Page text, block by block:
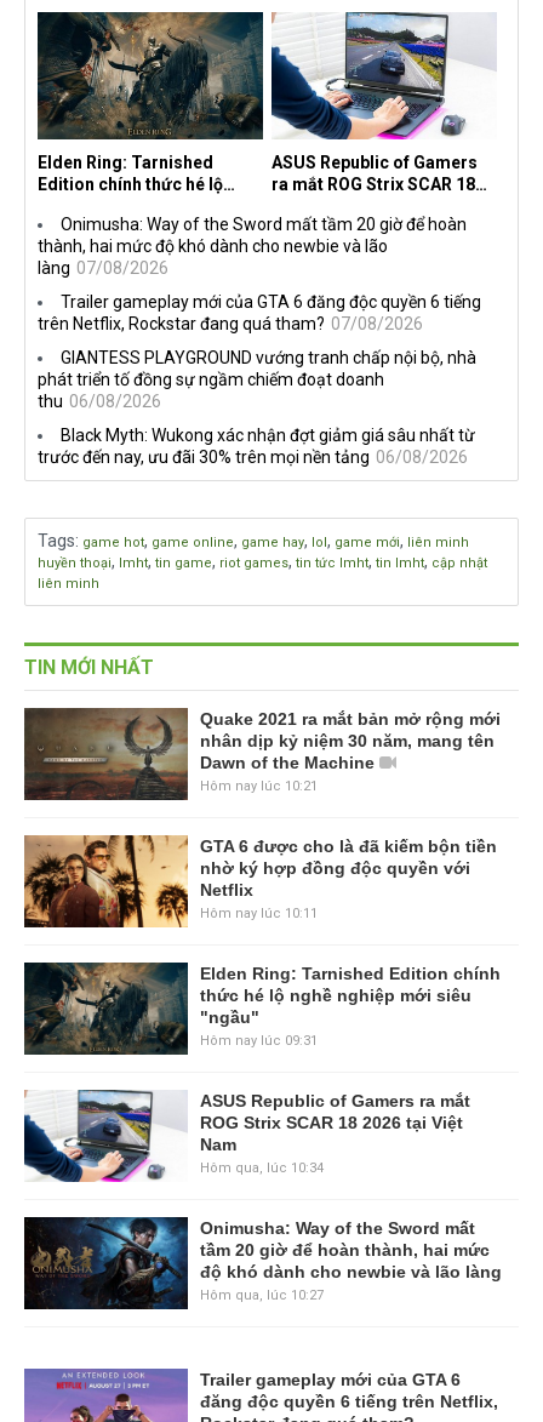
the Machine
Elden Ring: Tarnished
Edition chính thức hé lộ
ASUS Republic of Gamers
ra mắt ROG Strix SCAR 18
Onimusha: Way of the Sword mất tầm 20 giờ để hoàn
thành, hai mức độ khó dành cho newbie và lão
làng 07/08/2026
Trailer gameplay mới của GTA 6 đăng độc quyền 6 tiếng
trên Netflix, Rockstar đang quá tham? 07/08/2026
GIANTESS PLAYGROUND vướng tranh chấp nội bộ, nhà
phát triển tố đồng sự ngầm chiếm đoạt doanh
thu 06/08/2026
Black Myth: Wukong xác nhận đợt giảm giá sâu nhất từ
trước đến nay, ưu đãi 30% trên mọi nền tảng 06/08/2026
Tags: game hot, game online, game hay, lol, game mới, liên minh
huyền thoại, lmht, tin game, riot games, tin tức lmht, tin lmht, cập nhật
liên minh
TIN MỚI NHẤT
Quake 2021 ra mắt bản mở rộng mới
nhân dịp kỷ niệm 30 năm, mang tên
Dawn of the Machine
Hôm nay lúc 10:21
GTA 6 được cho là đã kiếm bộn tiền
nhờ ký hợp đồng độc quyền với
Netflix
Hôm nay lúc 10:11
Elden Ring: Tarnished Edition chính
thức hé lộ nghề nghiệp mới siêu
"ngầu"
Hôm nay lúc 09:31
ASUS Republic of Gamers ra mắt
ROG Strix SCAR 18 2026 tại Việt
Nam
Hôm qua, lúc 10:34
Onimusha: Way of the Sword mất
tầm 20 giờ để hoàn thành, hai mức
độ khó dành cho newbie và lão làng
Hôm qua, lúc 10:27
Trailer gameplay mới của GTA 6
đăng độc quyền 6 tiếng trên Netflix,